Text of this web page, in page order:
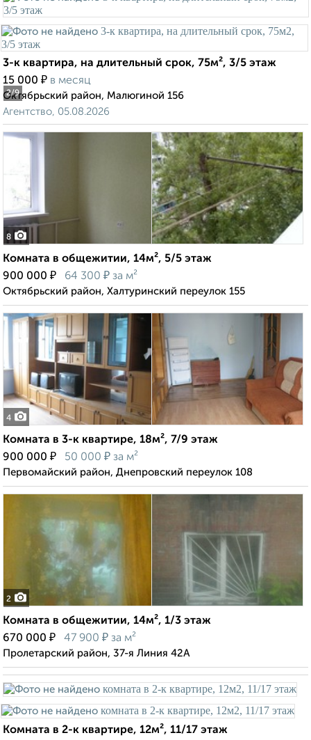
2/9
3-к квартира, на длительный срок, 75м², 3/5 этаж
15 000 ₽ в месяц
Октябрьский район, Малюгиной 156
Агентство, 05.08.2026
8
Комната в общежитии, 14м², 5/5 этаж
900 000 ₽ 64 300 ₽ за м²
Октябрьский район, Халтуринский переулок 155
4
Комната в 3-к квартире, 18м², 7/9 этаж
900 000 ₽ 50 000 ₽ за м²
Первомайский район, Днепровский переулок 108
2
Комната в общежитии, 14м², 1/3 этаж
670 000 ₽ 47 900 ₽ за м²
Пролетарский район, 37-я Линия 42А
Комната в 2-к квартире, 12м², 11/17 этаж